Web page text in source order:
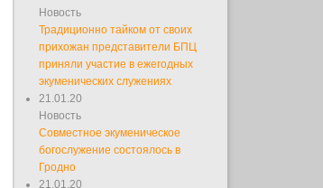
Новость
Традиционно тайком от своих
прихожан представители БПЦ
приняли участие в ежегодных
экуменических служениях
21.01.20
Новость
Совместное экуменическое
богослужение состоялось в
Гродно
21.01.20